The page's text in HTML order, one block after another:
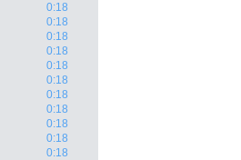
0:18
0:18
0:18
0:18
0:18
0:18
0:18
0:18
0:18
0:18
0:18